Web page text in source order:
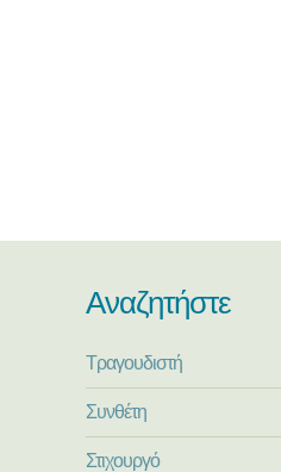
Αναζητήστε
Τραγουδιστή
Συνθέτη
Στιχουργό